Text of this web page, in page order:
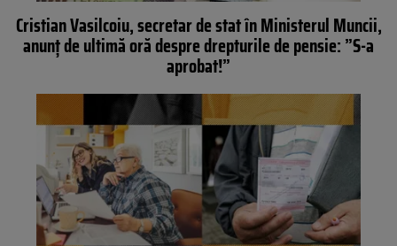
Cristian Vasilcoiu, secretar de stat în Ministerul Muncii,
anunț de ultimă oră despre drepturile de pensie: ”S-a
aprobat!”